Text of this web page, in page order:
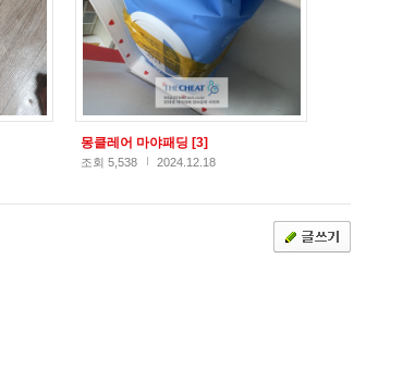
몽클레어 마야패딩 [3]
조회 5,538 2024.12.18